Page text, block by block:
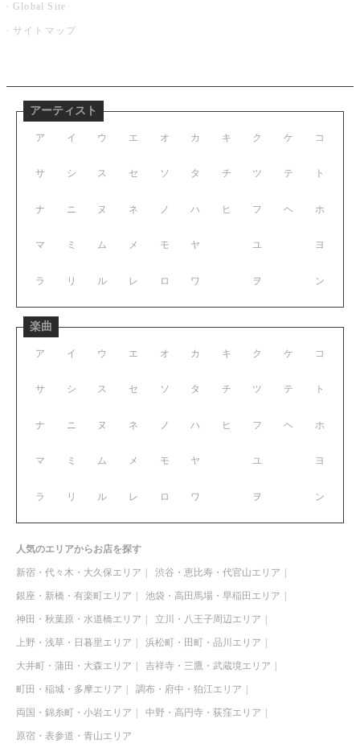
Global Site
サイトマップ
アーティスト
ア イ ウ エ オ
サ シ ス セ ソ
ナ ニ ヌ ネ ノ
マ ミ ム メ モ
ラ リ ル レ ロ
カ キ ク ケ コ
タ チ ツ テ ト
ハ ヒ フ ヘ ホ
ヤ ユ ヨ
ワ ヲ ン
楽曲
ア イ ウ エ オ
サ シ ス セ ソ
ナ ニ ヌ ネ ノ
マ ミ ム メ モ
ラ リ ル レ ロ
カ キ ク ケ コ
タ チ ツ テ ト
ハ ヒ フ ヘ ホ
ヤ ユ ヨ
ワ ヲ ン
人気のエリアからお店を探す
新宿・代々木・大久保エリア 渋谷・恵比寿・代官山エリア
銀座・新橋・有楽町エリア 池袋・高田馬場・早稲田エリア
神田・秋葉原・水道橋エリア 立川・八王子周辺エリア
上野・浅草・日暮里エリア 浜松町・田町・品川エリア
大井町・蒲田・大森エリア 吉祥寺・三鷹・武蔵境エリア
町田・稲城・多摩エリア 調布・府中・狛江エリア
両国・錦糸町・小岩エリア 中野・高円寺・荻窪エリア
原宿・表参道・青山エリア